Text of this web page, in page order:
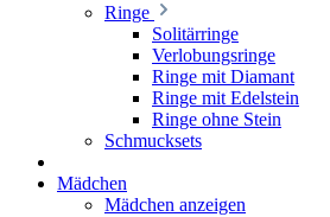
Ringe
Solitärringe
Verlobungsringe
Ringe mit Diamant
Ringe mit Edelstein
Ringe ohne Stein
Schmucksets
Mädchen
Mädchen anzeigen